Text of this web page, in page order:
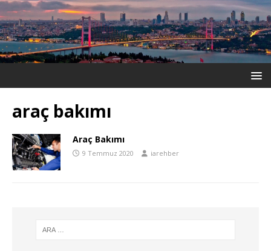
araç bakımı
Araç Bakımı
9 Temmuz 2020 iarehber